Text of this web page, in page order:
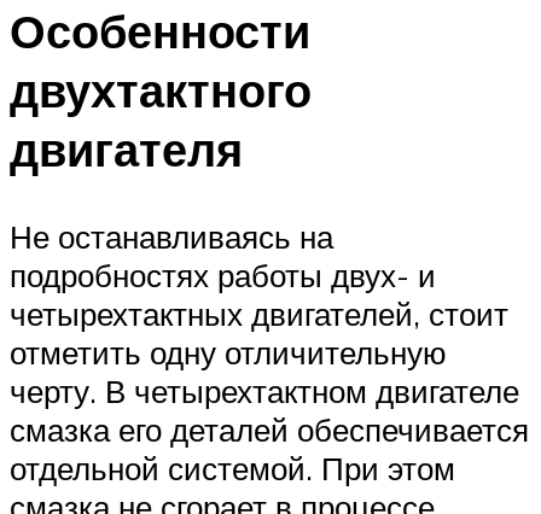
Особенности
двухтактного
двигателя
Не останавливаясь на
подробностях работы двух- и
четырехтактных двигателей, стоит
отметить одну отличительную
черту. В четырехтактном двигателе
смазка его деталей обеспечивается
отдельной системой. При этом